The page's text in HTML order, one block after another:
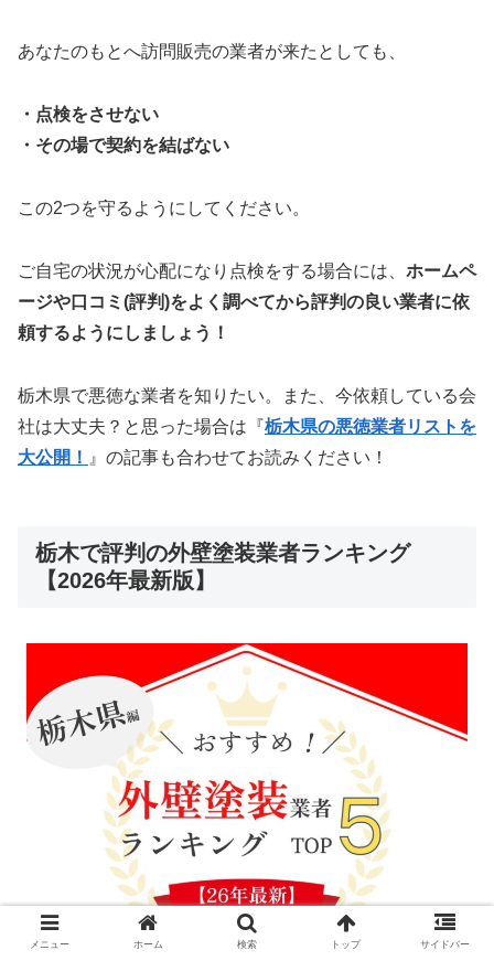
あなたのもとへ訪問販売の業者が来たとしても、
・点検をさせない
・その場で契約を結ばない
この2つを守るようにしてください。
ご自宅の状況が心配になり点検をする場合には、 ホームペ
ージや口コミ(評判)をよく調べてから評判の良い業者に依
頼するようにしましょう！
栃木県で悪徳な業者を知りたい。また、今依頼している会
社は大丈夫？と思った場合は『栃木県の悪徳業者リストを
大公開！ 』の記事も合わせてお読みください！
栃木で評判の外壁塗装業者ランキング
【2026年最新版】
メニュー ホーム 検索 トップ サイドバー